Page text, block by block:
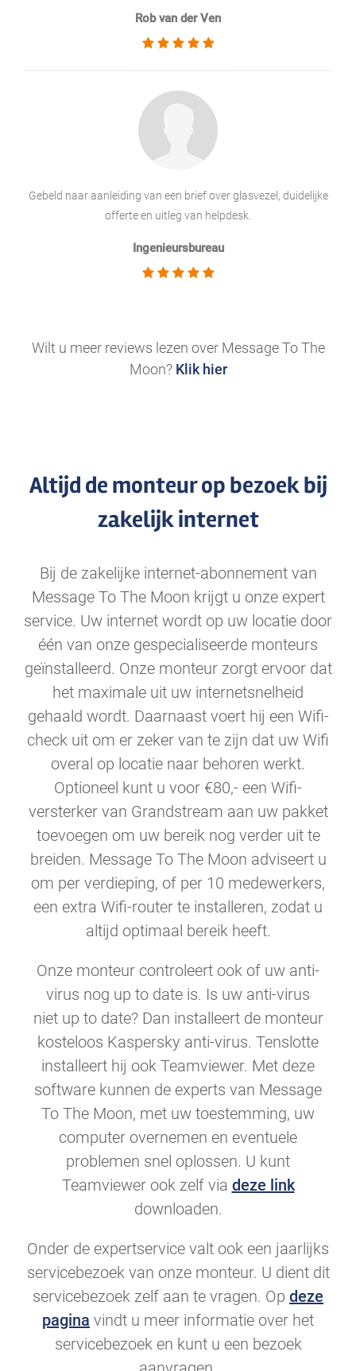
Rob van der Ven
Gebeld naar aanleiding van een brief over glasvezel, duidelijke
offerte en uitleg van helpdesk.
Ingenieursbureau
Wilt u meer reviews lezen over Message To The
Moon? Klik hier
Altijd de monteur op bezoek bij
zakelijk internet
Bij de zakelijke internet-abonnement van
Message To The Moon krijgt u onze expert
service. Uw internet wordt op uw locatie door
één van onze gespecialiseerde monteurs
geïnstalleerd. Onze monteur zorgt ervoor dat
het maximale uit uw internetsnelheid
gehaald wordt. Daarnaast voert hij een Wifi-
check uit om er zeker van te zijn dat uw Wifi
overal op locatie naar behoren werkt.
Optioneel kunt u voor €80,- een Wifi-
versterker van Grandstream aan uw pakket
toevoegen om uw bereik nog verder uit te
breiden. Message To The Moon adviseert u
om per verdieping, of per 10 medewerkers,
een extra Wifi-router te installeren, zodat u
altijd optimaal bereik heeft.
Onze monteur controleert ook of uw anti-
virus nog up to date is. Is uw anti-virus
niet up to date? Dan installeert de monteur
kosteloos Kaspersky anti-virus. Tenslotte
installeert hij ook Teamviewer. Met deze
software kunnen de experts van Message
To The Moon, met uw toestemming, uw
computer overnemen en eventuele
problemen snel oplossen. U kunt
Teamviewer ook zelf via deze link
downloaden.
Onder de expertservice valt ook een jaarlijks
servicebezoek van onze monteur. U dient dit
servicebezoek zelf aan te vragen. Op deze
pagina vindt u meer informatie over het
servicebezoek en kunt u een bezoek